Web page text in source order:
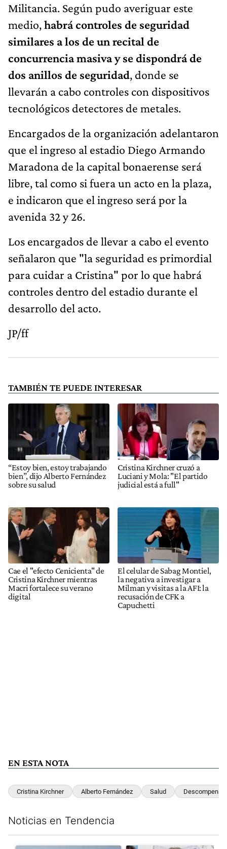
Militancia. Según pudo averiguar este
medio,habrá controles de seguridad
similares a los de un recital de
concurrencia masiva y se dispondrá de
dos anillos de seguridad, donde se
llevarán a cabo controles con dispositivos
tecnológicos detectores de metales.
Encargados de la organización adelantaron
que el ingreso al estadio Diego Armando
Maradona de la capital bonaerense será
libre, tal como si fuera un acto en la plaza,
e indicaron que el ingreso será por la
avenida 32 y 26.
Los encargados de llevar a cabo el evento
señalaron que "la seguridad es primordial
para cuidar a Cristina" por lo que habrá
controles dentro del estadio durante el
desarrollo del acto.
JP/ff
TAMBIÉN TE PUEDE INTERESAR
“Estoy bien, estoy trabajando
bien”, dijo Alberto Fernández
sobre su salud
Cristina Kirchner cruzó a
Luciani y Mola: "El partido
judicial está a full"
Cae el "efecto Cenicienta" de
Cristina Kirchner mientras
Macri fortalece su verano
digital
El celular de Sabag Montiel,
la negativa a investigar a
Milman y visitas a la AFI: la
recusación de CFK a
Capuchetti
EN ESTA NOTA
Cristina Kirchner Alberto Fernández Salud
Noticias en Tendencia